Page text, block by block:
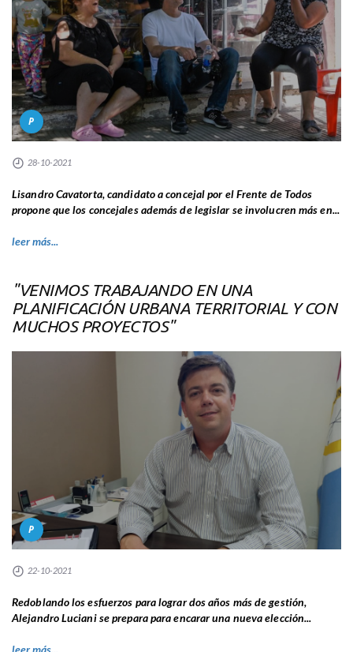
P
28-10-2021
Lisandro Cavatorta, candidato a concejal por el Frente de Todos
propone que los concejales además de legislar se involucren más en...
leer más...
"VENIMOS TRABAJANDO EN UNA
PLANIFICACIÓN URBANA TERRITORIAL Y CON
MUCHOS PROYECTOS"
P
22-10-2021
Redoblando los esfuerzos para lograr dos años más de gestión,
Alejandro Luciani se prepara para encarar una nueva elección...